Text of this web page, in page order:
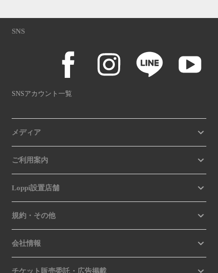
SNS
SNSアカウント一覧
メディア
ご利用案内
Loppi設置店舗
規約・その他
会社情報
チケット販売委託・広告掲載